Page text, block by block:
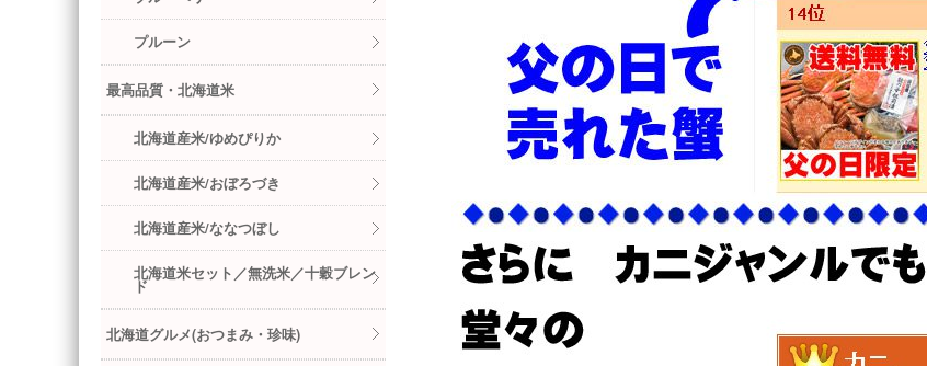
プルーン
最高品質・北海道米
北海道産米/ゆめぴりか
北海道産米/おぼろづき
北海道産米/ななつぼし
北海道米セット／無洗米／十穀ブレン
ド
北海道グルメ(おつまみ・珍味)